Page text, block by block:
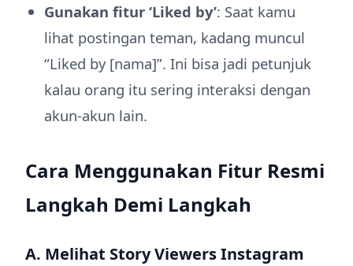
Gunakan fitur ‘Liked by’: Saat kamu
lihat postingan teman, kadang muncul
“Liked by [nama]”. Ini bisa jadi petunjuk
kalau orang itu sering interaksi dengan
akun-akun lain.
Cara Menggunakan Fitur Resmi
Langkah Demi Langkah
A. Melihat Story Viewers Instagram